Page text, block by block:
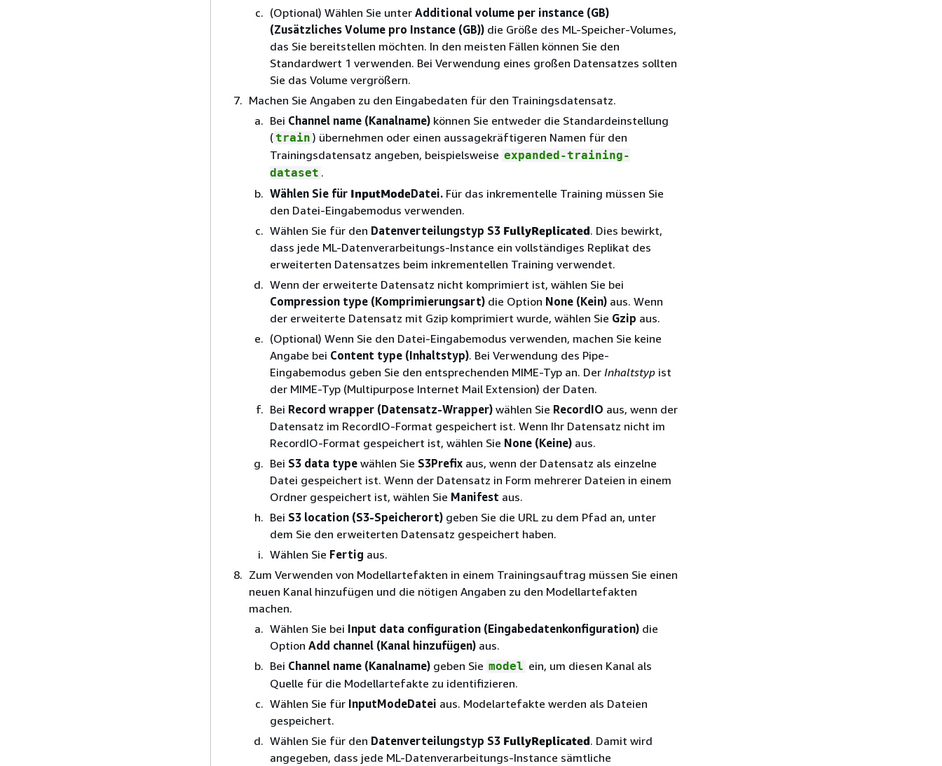
(Optional) Wählen Sie unter Additional volume per instance (GB)
(Zusätzliches Volume pro Instance (GB)) die Größe des ML-Speicher-Volumes,
das Sie bereitstellen möchten. In den meisten Fällen können Sie den
Standardwert 1 verwenden. Bei Verwendung eines großen Datensatzes sollten
Sie das Volume vergrößern.
Machen Sie Angaben zu den Eingabedaten für den Trainingsdatensatz.
Bei Channel name (Kanalname) können Sie entweder die Standardeinstellung
(train ) übernehmen oder einen aussagekräftigeren Namen für den
Trainingsdatensatz angeben, beispielsweise expanded-training-
dataset .
Wählen Sie für InputModeDatei. Für das inkrementelle Training müssen Sie
den Datei-Eingabemodus verwenden.
Wählen Sie für den Datenverteilungstyp S3 FullyReplicated. Dies bewirkt,
dass jede ML-Datenverarbeitungs-Instance ein vollständiges Replikat des
erweiterten Datensatzes beim inkrementellen Training verwendet.
Wenn der erweiterte Datensatz nicht komprimiert ist, wählen Sie bei
Compression type (Komprimierungsart) die Option None (Kein) aus. Wenn
der erweiterte Datensatz mit Gzip komprimiert wurde, wählen Sie Gzip aus.
(Optional) Wenn Sie den Datei-Eingabemodus verwenden, machen Sie keine
Angabe bei Content type (Inhaltstyp). Bei Verwendung des Pipe-
Eingabemodus geben Sie den entsprechenden MIME-Typ an. Der Inhaltstyp ist
der MIME-Typ (Multipurpose Internet Mail Extension) der Daten.
Bei Record wrapper (Datensatz-Wrapper) wählen Sie RecordIO aus, wenn der
Datensatz im RecordIO-Format gespeichert ist. Wenn Ihr Datensatz nicht im
RecordIO-Format gespeichert ist, wählen Sie None (Keine) aus.
Bei S3 data type wählen Sie S3Prefix aus, wenn der Datensatz als einzelne
Datei gespeichert ist. Wenn der Datensatz in Form mehrerer Dateien in einem
Ordner gespeichert ist, wählen Sie Manifest aus.
Bei S3 location (S3-Speicherort) geben Sie die URL zu dem Pfad an, unter
dem Sie den erweiterten Datensatz gespeichert haben.
Wählen Sie Fertig aus.
Zum Verwenden von Modellartefakten in einem Trainingsauftrag müssen Sie einen
neuen Kanal hinzufügen und die nötigen Angaben zu den Modellartefakten
machen.
Wählen Sie bei Input data configuration (Eingabedatenkonfiguration) die
Option Add channel (Kanal hinzufügen) aus.
Bei Channel name (Kanalname) geben Sie model ein, um diesen Kanal als
Quelle für die Modellartefakte zu identifizieren.
Wählen Sie für InputModeDatei aus. Modelartefakte werden als Dateien
gespeichert.
Wählen Sie für den Datenverteilungstyp S3 FullyReplicated. Damit wird
angegeben, dass jede ML-Datenverarbeitungs-Instance sämtliche